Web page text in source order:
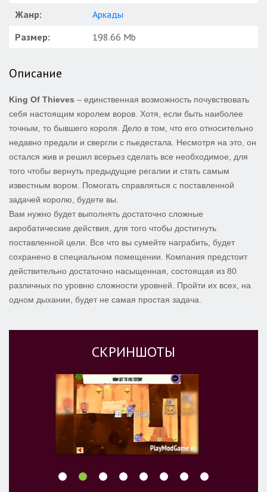
Жанр:
Аркады
Размер:
198.66 Mb
Описание
King Of Thieves – единственная возможность почувствовать
себя настоящим королем воров. Хотя, если быть наиболее
точным, то бывшего короля. Дело в том, что его относительно
недавно предали и свергли с пьедестала. Несмотря на это, он
остался жив и решил всерьез сделать все необходимое, для
того чтобы вернуть предыдущие регалии и стать самым
известным вором. Помогать справляться с поставленной
задачей королю, будете вы.
Вам нужно будет выполнять достаточно сложные
акробатические действия, для того чтобы достигнуть
поставленной цели. Все что вы сумейте награбить, будет
сохранено в специальном помещении. Компания предстоит
действительно достаточно насыщенная, состоящая из 80
различных по уровню сложности уровней. Пройти их всех, на
одном дыхании, будет не самая простая задача.
СКРИНШОТЫ